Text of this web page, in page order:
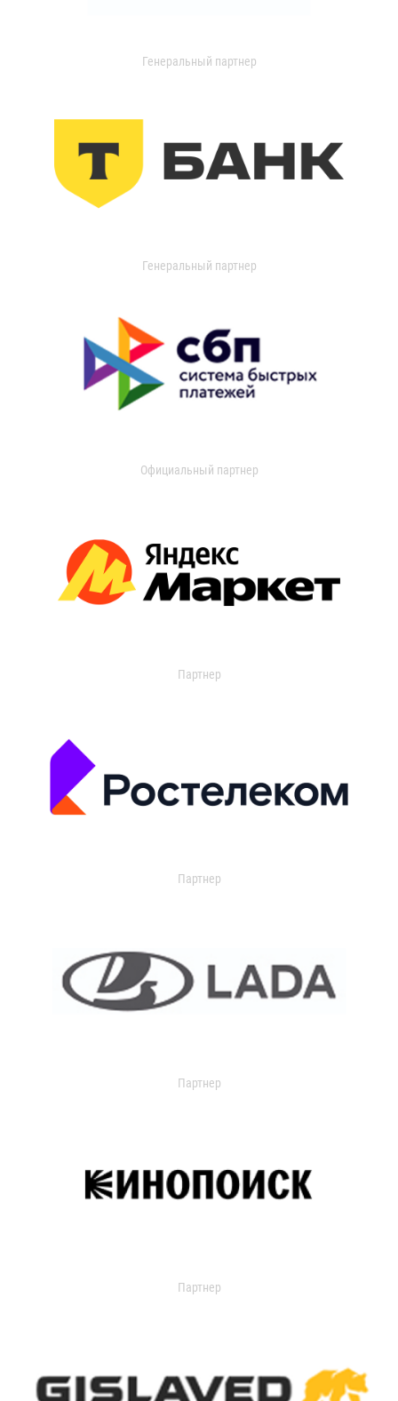
Генеральный партнер
Генеральный партнер
Официальный партнер
Партнер
Партнер
Партнер
Партнер